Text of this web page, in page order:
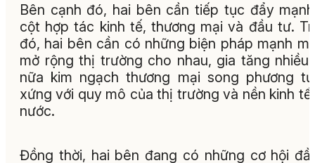
Bên cạnh đó, hai bên cần tiếp tục đẩy
cột hợp tác kinh tế, thương mại và đầu tư.
đó, hai bên cần có những biện pháp mạnh
mở rộng thị trường cho nhau, gia tăng nhiều
nữa kim ngạch thương mại song phương
xứng với quy mô của thị trường và nền kinh tế
nước.
Đồng thời, hai bên đang có những cơ hội